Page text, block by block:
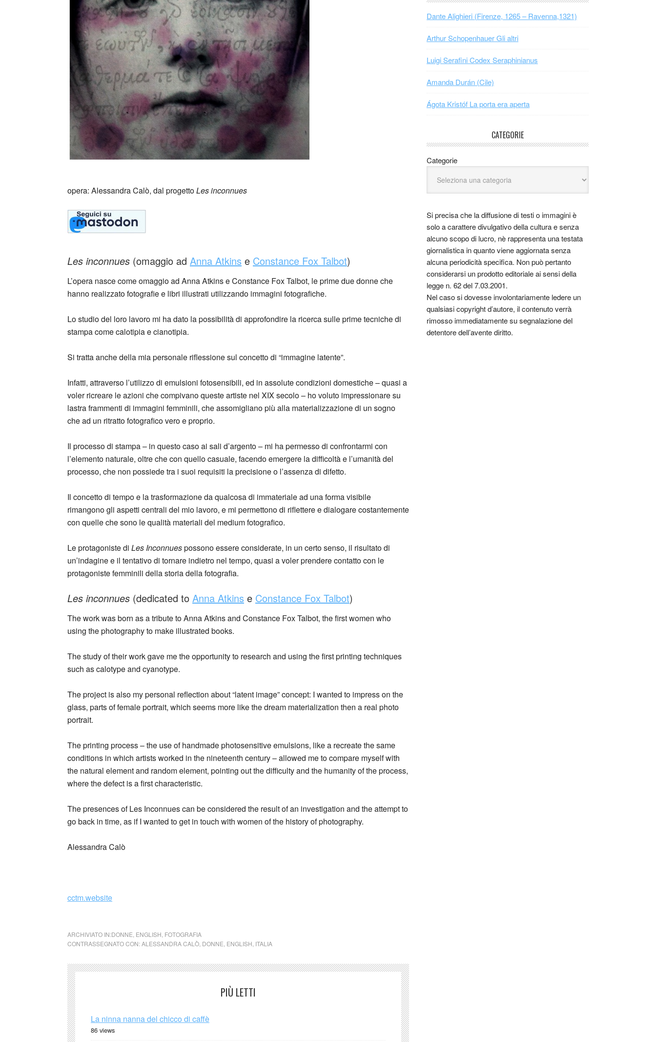
opera: Alessandra Calò, dal progettoLes inconnues
Les inconnues (omaggio ad Anna Atkins e Constance Fox Talbot)
L’opera nasce come omaggio ad Anna Atkins e Constance Fox Talbot, le prime due donne che
hanno realizzato fotografie e libri illustrati utilizzando immagini fotografiche.
Lo studio del loro lavoro mi ha dato la possibilità di approfondire la ricerca sulle prime tecniche di
stampa come calotipia e cianotipia.
Si tratta anche della mia personale riflessione sul concetto di “immagine latente”.
Infatti, attraverso l’utilizzo di emulsioni fotosensibili, ed in assolute condizioni domestiche – quasi a
voler ricreare le azioni che compivano queste artiste nel XIX secolo – ho voluto impressionare su
lastra frammenti di immagini femminili, che assomigliano più alla materializzazione di un sogno
che ad un ritratto fotografico vero e proprio.
Il processo di stampa – in questo caso ai sali d’argento – mi ha permesso di confrontarmi con
l’elemento naturale, oltre che con quello casuale, facendo emergere la difficoltà e l’umanità del
processo, che non possiede tra i suoi requisiti la precisione o l’assenza di difetto.
Il concetto di tempo e la trasformazione da qualcosa di immateriale ad una forma visibile
rimangono gli aspetti centrali del mio lavoro, e mi permettono di riflettere e dialogare costantemente
con quelle che sono le qualità materiali del medium fotografico.
Le protagoniste di Les Inconnuespossono essere considerate, in un certo senso, il risultato di
un’indagine e il tentativo di tornare indietro nel tempo, quasi a voler prendere contatto con le
protagoniste femminili della storia della fotografia.
Les inconnues (dedicated to Anna Atkins e Constance Fox Talbot)
The work was born as a tribute to Anna Atkins and Constance Fox Talbot, the first women who
using the photography to make illustrated books.
The study of their work gave me the opportunity to research and using the first printing techniques
such as calotype and cyanotype.
The project is also my personal reflection about “latent image” concept: I wanted to impress on the
glass, parts of female portrait, which seems more like the dream materialization then a real photo
portrait.
The printing process – the use of handmade photosensitive emulsions, like a recreate the same
conditions in which artists worked in the nineteenth century – allowed me to compare myself with
the natural element and random element, pointing out the difficulty and the humanity of the process,
where the defect is a first characteristic.
The presences of Les Inconnues can be considered the result of an investigation and the attempt to
go back in time, as if I wanted to get in touch with women of the history of photography.
Alessandra Calò
cctm.website
ARCHIVIATO IN:DONNE ENGLISH FOTOGRAFIA
CONTRASSEGNATO CON:ALESSANDRA CALÒ DONNE ENGLISH ITALIA
PIÙ LETTI
La ninna nanna del chicco di caffè
86 views
Dante Alighieri (Firenze, 1265 – Ravenna,1321)
Arthur Schopenhauer Gli altri
Luigi Serafini Codex Seraphinianus
Amanda Durán (Cile)
Ágota Kristóf La porta era aperta
CATEGORIE
Categorie
Si precisa che la diffusione di testi o immagini è
solo a carattere divulgativo della cultura e senza
alcuno scopo di lucro, nè rappresenta una testata
giornalistica in quanto viene aggiornata senza
alcuna periodicità specifica. Non può pertanto
considerarsi un prodotto editoriale ai sensi della
legge n. 62 del 7.03.2001.
Nel caso si dovesse involontariamente ledere un
qualsiasi copyright d’autore, il contenuto verrà
rimosso immediatamente su segnalazione del
detentore dell’avente diritto.